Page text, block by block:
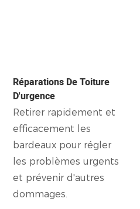
Réparations De Toiture
D'urgence
Retirer rapidement et
efficacement les
bardeaux pour régler
les problèmes urgents
et prévenir d'autres
dommages.